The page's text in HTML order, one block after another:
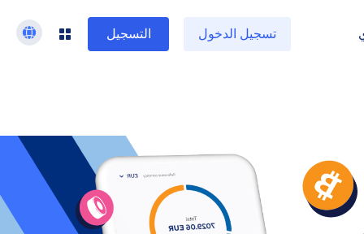
تسجيل الدخول التسجيل